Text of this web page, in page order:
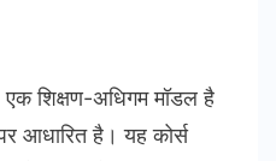
शिक्षण-अधिगम मॉडल है
आधारित है। यह कोर्स